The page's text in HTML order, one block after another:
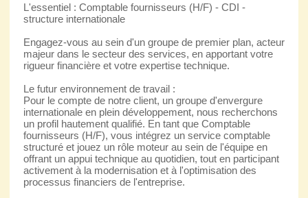
L'essentiel : Comptable fournisseurs (H/F) - CDI -
structure internationale
Engagez-vous au sein d'un groupe de premier plan, acteur
majeur dans le secteur des services, en apportant votre
rigueur financière et votre expertise technique.
Le futur environnement de travail :
Pour le compte de notre client, un groupe d'envergure
internationale en plein développement, nous recherchons
un profil hautement qualifié. En tant que Comptable
fournisseurs (H/F), vous intégrez un service comptable
structuré et jouez un rôle moteur au sein de l'équipe en
offrant un appui technique au quotidien, tout en participant
activement à la modernisation et à l'optimisation des
processus financiers de l'entreprise.